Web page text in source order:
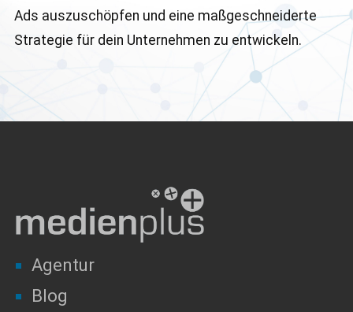
Ads auszuschöpfen und eine maßgeschneiderte
Strategie für dein Unternehmen zu entwickeln.
Agentur
Blog